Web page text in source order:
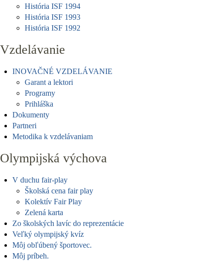
História ISF 1994
História ISF 1993
História ISF 1992
Vzdelávanie
INOVAČNÉ VZDELÁVANIE
Garant a lektori
Programy
Prihláška
Dokumenty
Partneri
Metodika k vzdelávaniam
Olympijská výchova
V duchu fair-play
Školská cena fair play
Kolektív Fair Play
Zelená karta
Zo školských lavíc do reprezentácie
Veľký olympijský kvíz
Môj obľúbený športovec.
Môj príbeh.